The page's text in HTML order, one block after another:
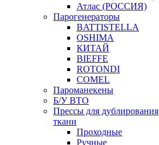
Атлас (РОССИЯ)
Парогенераторы
BATTISTELLA
OSHIMA
КИТАЙ
BIEFFE
ROTONDI
COMEL
Пароманекены
Б/У ВТО
Прессы для дублирования
ткани
Проходные
Ручные